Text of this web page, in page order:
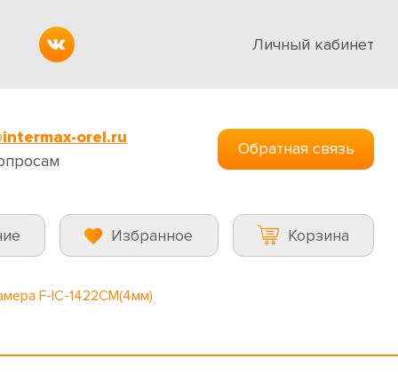
Личный кабинет
orel.ru
Обратная связь
Избранное Корзина
F-IC-1422CM(4мм)